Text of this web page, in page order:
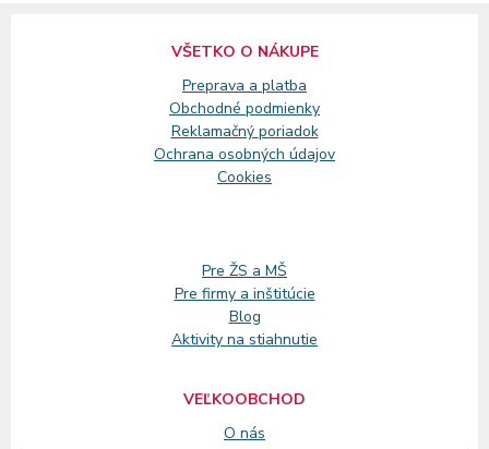
VŠETKO O NÁKUPE
Preprava a platba
Obchodné podmienky
Reklamačný poriadok
Ochrana osobných údajov
Cookies
Pre ŽS a MŠ
Pre firmy a inštitúcie
Blog
Aktivity na stiahnutie
VEĽKOOBCHOD
O nás